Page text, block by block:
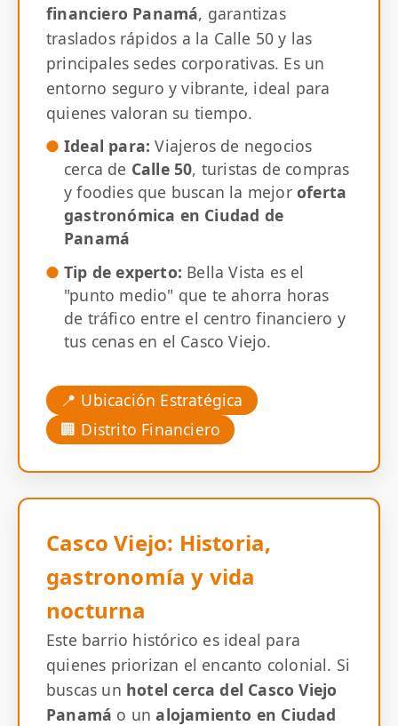
financiero Panamá, garantizas
traslados rápidos a la Calle 50 y las
principales sedes corporativas. Es un
entorno seguro y vibrante, ideal para
quienes valoran su tiempo.
Ideal para: Viajeros de negocios
cerca de Calle 50, turistas de compras
y foodies que buscan la mejor oferta
gastronómica en Ciudad de
Panamá
Tip de experto: Bella Vista es el
"punto medio" que te ahorra horas
de tráfico entre el centro financiero y
tus cenas en el Casco Viejo.
📍 Ubicación Estratégica
🏢 Distrito Financiero
Casco Viejo: Historia,
gastronomía y vida
nocturna
Este barrio histórico es ideal para
quienes priorizan el encanto colonial. Si
buscas un hotel cerca del Casco Viejo
Panamá o unalojamiento en Ciudad